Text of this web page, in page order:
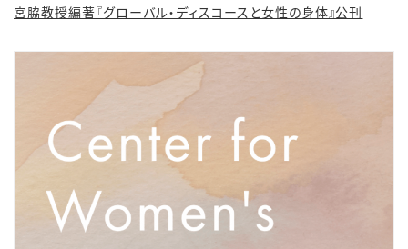
宮脇教授編著『グローバル・ディスコースと女性の身体』公刊